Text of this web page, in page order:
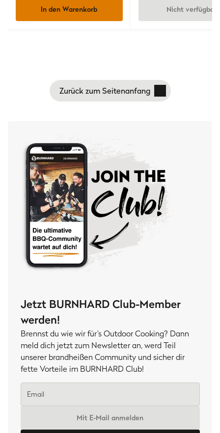
In den Warenkorb Nicht verfügbar
Zurück zum Seitenanfang
Jetzt BURNHARD Club-Member
werden!
Brennst du wie wir für’s Outdoor Cooking? Dann
meld dich jetzt zum Newsletter an, werd Teil
unserer brandheißen Community und sicher dir
fette Vorteile im BURNHARD Club!
Mit E-Mail anmelden